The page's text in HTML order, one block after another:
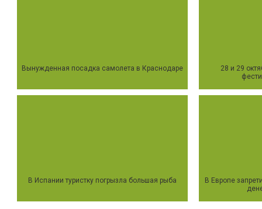
Вынужденная посадка самолета в Краснодаре
28 и 29
В Испании туристку погрызла большая рыба
В Европе